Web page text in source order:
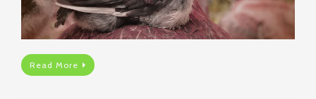
Read More